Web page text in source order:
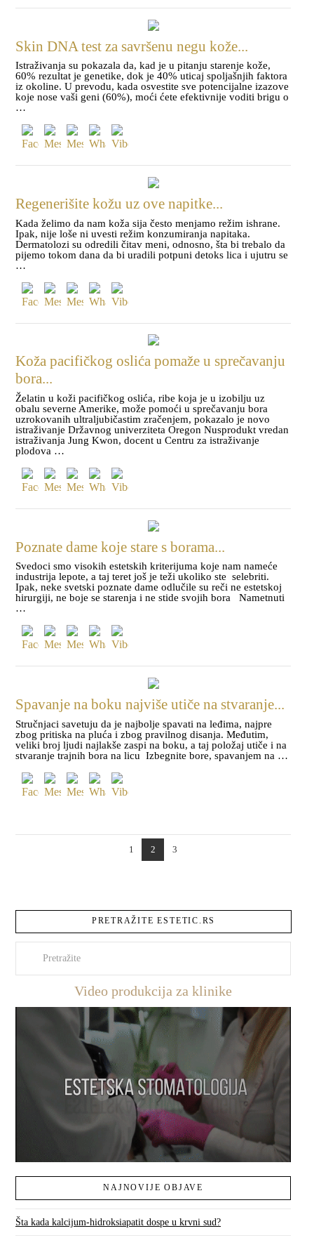
Skin DNA test za savršenu negu kože...
Istraživanja su pokazala da, kad je u pitanju starenje kože,
60% rezultat je genetike, dok je 40% uticaj spoljašnjih faktora
iz okoline. U prevodu, kada osvestite sve potencijalne izazove
koje nose vaši geni (60%), moći ćete efektivnije voditi brigu o
…
Regenerišite kožu uz ove napitke...
Kada želimo da nam koža sija često menjamo režim ishrane.
Ipak, nije loše ni uvesti režim konzumiranja napitaka.
Dermatolozi su odredili čitav meni, odnosno, šta bi trebalo da
pijemo tokom dana da bi uradili potpuni detoks lica i ujutru se
…
Koža pacifičkog oslića pomaže u sprečavanju
bora...
Želatin u koži pacifičkog oslića, ribe koja je u izobilju uz
obalu severne Amerike, može pomoći u sprečavanju bora
uzrokovanih ultraljubičastim zračenjem, pokazalo je novo
istraživanje Državnog univerziteta Oregon Nusprodukt vredan
istraživanja Jung Kwon, docent u Centru za istraživanje
plodova …
Poznate dame koje stare s borama...
Svedoci smo visokih estetskih kriterijuma koje nam nameće
industrija lepote, a taj teret još je teži ukoliko ste selebriti.
Ipak, neke svetski poznate dame odlučile su reči ne estetskoj
hirurgiji, ne boje se starenja i ne stide svojih bora Nametnuti
…
Spavanje na boku najviše utiče na stvaranje...
Stručnjaci savetuju da je najbolje spavati na leđima, najpre
zbog pritiska na pluća i zbog pravilnog disanja. Međutim,
veliki broj ljudi najlakše zaspi na boku, a taj položaj utiče i na
stvaranje trajnih bora na licu Izbegnite bore, spavanjem na …
1 2 3
PRETRAŽITE ESTETIC.RS
Video produkcija za klinike
NAJNOVIJE OBJAVE
Šta kada kalcijum-hidroksiapatit dospe u krvni sud?